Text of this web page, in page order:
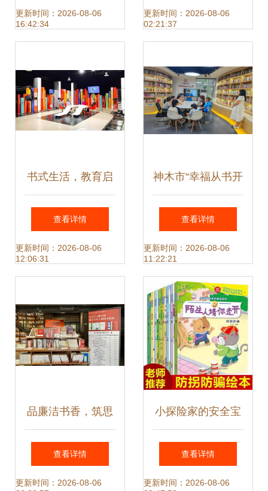
的成长与智慧
更新时间：2026-08-06
16:42:34
一课——听阿婆讲
更新时间：2026-08-06
02:21:37
书式生活，教育启
航——上海教育电
视台世界读书日特
查看详情
更新时间：2026-08-06
12:06:31
神木市“幸福从书开
始 悦读悦纳自
我”家庭教育读书分
享会圆满举行
查看详情
更新时间：2026-08-06
11:22:21
品廉洁书香，筑思
想根基——广西师
大举办党纪学习教
查看详情
更新时间：2026-08-06
小探险家的安全宝
典 3-6岁宝宝健康
成长漫画绘本
查看详情
更新时间：2026-08-06